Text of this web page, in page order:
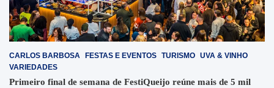
CARLOS BARBOSA FESTAS E EVENTOS TURISMO UVA & VINHO
VARIEDADES
Primeiro final de semana de FestiQueijo reúne mais de 5 mil